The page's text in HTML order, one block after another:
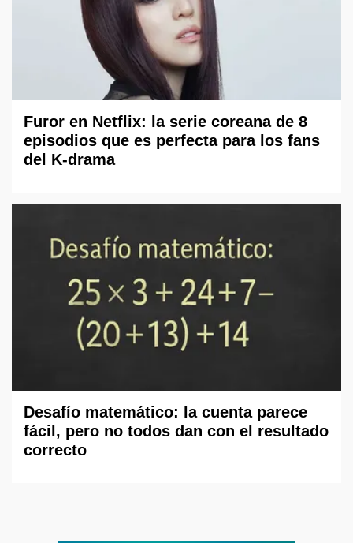
Furor en Netflix: la serie coreana de 8
episodios que es perfecta para los fans
del K-drama
Desafío matemático: la cuenta parece
fácil, pero no todos dan con el resultado
correcto